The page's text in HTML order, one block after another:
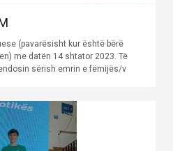
(pavarësisht kur është bërë
me datën 14 shtator 2023. Të
sërish emrin e fëmijës/v